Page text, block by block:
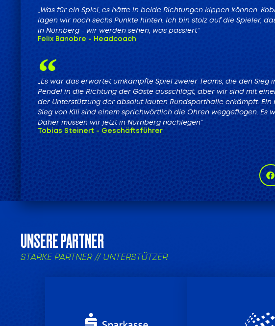
„Was für ein Spiel, es hätte in beide Richtungen kippen können.
lagen wir noch sechs Punkte hinten. Ich bin stolz auf die Spieler,
in Nürnberg - wir werden sehen, was passiert“
Felix Banobre - Headcoach
„Es war das erwartet umkämpfte Spiel zweier Teams, die den
Pendel in die Richtung der Gäste ausschlägt, aber wir sind mit
der Unterstützung der absolut lauten Rundsporthalle erkämpft.
Sieg von Kili sind einem sprichwörtlich die Ohren weggeflogen.
Daher müssen wir jetzt in Nürnberg nachlegen“
Tobias Steinert - Geschäftsführer
UNSERE PARTNER
STARKE PARTNER // UNTERSTÜTZER